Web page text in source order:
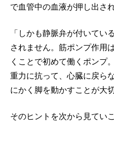
で血管中の血液が押し出さ
「しかも静脈弁が付いてい
されません。筋ポンプ作用
くことで初めて働くポンプ
重力に抗って、心臓に戻ら
にかく脚を動かすことが大
そのヒントを次から見ていこ